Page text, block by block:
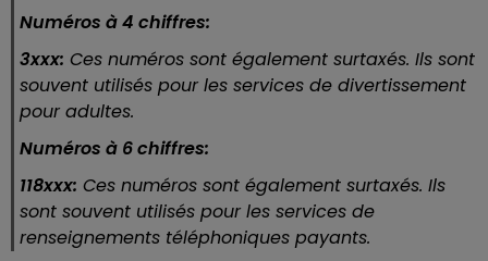
Numéros à 4 chiffres:
3xxx: Ces numéros sont également surtaxés. Ils sont
souvent utilisés pour les services de divertissement
pour adultes.
Numéros à 6 chiffres:
118xxx: Ces numéros sont également surtaxés. Ils
sont souvent utilisés pour les services de
renseignements téléphoniques payants.